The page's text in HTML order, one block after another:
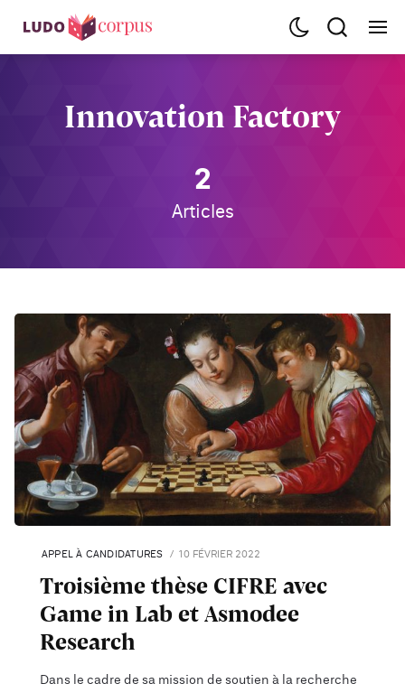
Innovation Factory
2
Articles
APPEL À CANDIDATURES 10 FÉVRIER 2022
Troisième thèse CIFRE avec
Game in Lab et Asmodee
Research
Dans le cadre de sa mission de soutien à la recherche